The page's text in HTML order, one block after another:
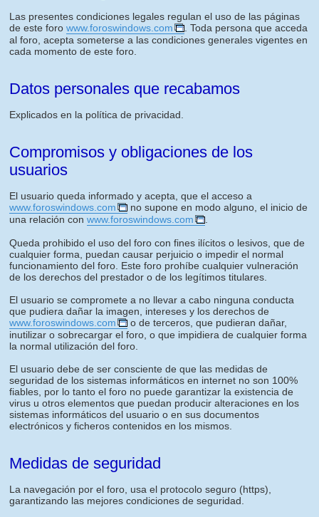
Las presentes condiciones legales regulan el uso de las páginas
de este foro www.foroswindows.com
. Toda persona que acceda
al foro, acepta someterse a las condiciones generales vigentes en
cada momento de este foro.
Datos personales que recabamos
Explicados en la política de privacidad.
Compromisos y obligaciones de los
usuarios
El usuario queda informado y acepta, que el acceso a
www.foroswindows.com
no supone en modo alguno, el inicio de
una relación con www.foroswindows.com
Queda prohibido el uso del foro con fines ilícitos o lesivos, que de
cualquier forma, puedan causar perjuicio o impedir el normal
funcionamiento del foro. Este foro prohíbe cualquier vulneración
de los derechos del prestador o de los legítimos titulares.
El usuario se compromete a no llevar a cabo ninguna conducta
que pudiera dañar la imagen, intereses y los derechos de
www.foroswindows.com
o de terceros, que pudieran dañar,
inutilizar o sobrecargar el foro, o que impidiera de cualquier forma
la normal utilización del foro.
El usuario debe de ser consciente de que las medidas de
seguridad de los sistemas informáticos en internet no son 100%
fiables, por lo tanto el foro no puede garantizar la existencia de
virus u otros elementos que puedan producir alteraciones en los
sistemas informáticos del usuario o en sus documentos
electrónicos y ficheros contenidos en los mismos.
Medidas de seguridad
La navegación por el foro, usa el protocolo seguro (https),
garantizando las mejores condiciones de seguridad.